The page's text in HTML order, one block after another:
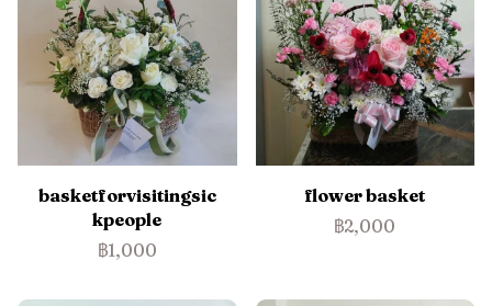
basketforvisitingsic
kpeople
฿1,000
flower basket
฿2,000